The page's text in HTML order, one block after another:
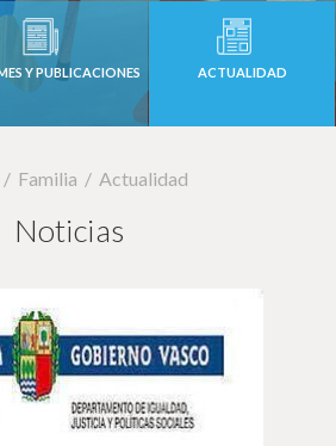
Y PUBLICACIONES ACTUALIDAD
Familia Actualidad
Noticias